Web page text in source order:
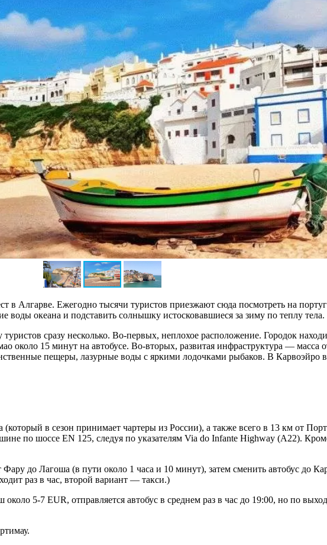
Алгарве. Ежегодно тысячи туристов приезжают сюда посмотреть на
воды океана и подставить солнышку истосковавшиеся за зиму по теплу тела.
сразу несколько. Во-первых, неплохое расположение. Городок
около 15 минут на автобусе. Во-вторых, развитая инфраструктура — масса
пещеры, лазурные воды с яркими лодочками рыбаков. В Карвоэйро
в сезон принимает чартеры из России), а также всего в 13 км от
по шоссе EN 125, следуя по указателям Via do Infante Highway (A22).
до Лагоша (в пути около 1 часа и 10 минут), затем сменить автобус до
раз в час, второй вариант — такси.)
5-7 EUR, отправляется автобус в среднем раз в час до 19:00, но по